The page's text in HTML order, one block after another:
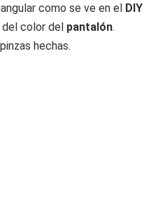
como se ve en el DIY
del color del pantalón.
hechas.